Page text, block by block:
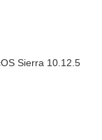
Sierra 10.12.5